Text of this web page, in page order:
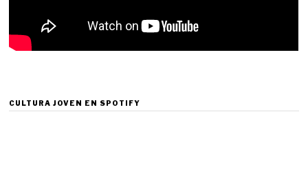
CULTURA JOVEN EN SPOTIFY